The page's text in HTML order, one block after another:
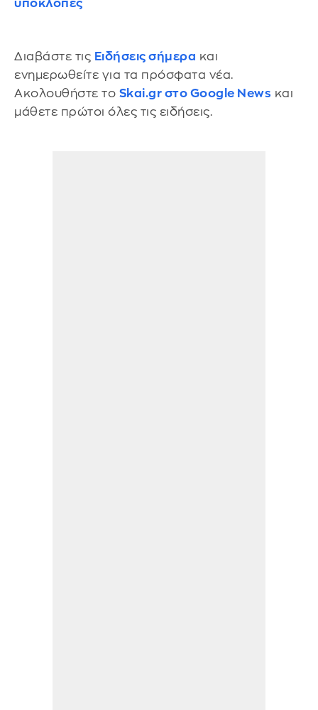
υποκλοπές
Διαβάστε τις Ειδήσεις σήμερα και
ενημερωθείτε για τα πρόσφατα νέα.
Ακολουθήστε το Skai.gr στο Google News και
μάθετε πρώτοι όλες τις ειδήσεις.